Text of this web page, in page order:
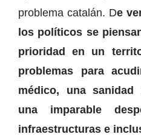
problema catalán. De
los políticos se
prioridad en un
problemas para
médico, una
una imparable
infraestructuras e